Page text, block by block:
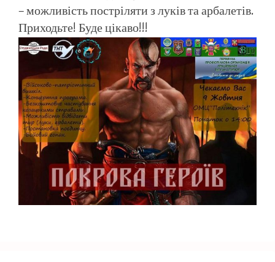
– можливість постріляти з луків та арбалетів.
Приходьте! Буде цікаво!!!